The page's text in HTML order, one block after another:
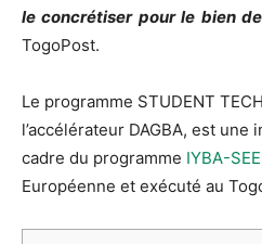
le concrétiser pour le bien
TogoPost.
Le programme STUDENT
l’accélérateur DAGBA, est
cadre du programme IYBA-
Européenne et exécuté au